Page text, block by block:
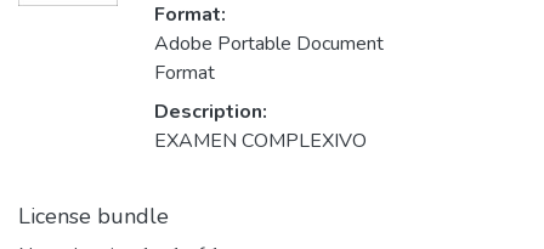
Format:
Adobe Portable Document
Format
Description:
EXAMEN COMPLEXIVO
License bundle